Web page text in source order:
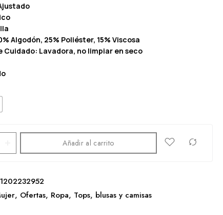
Algodón, 25% Poliéster, 15% Viscosa
Cuidado: Lavadora, no limpiar en seco
Añadir al carrito
, Ofertas, Ropa, Tops, blusas y camisas